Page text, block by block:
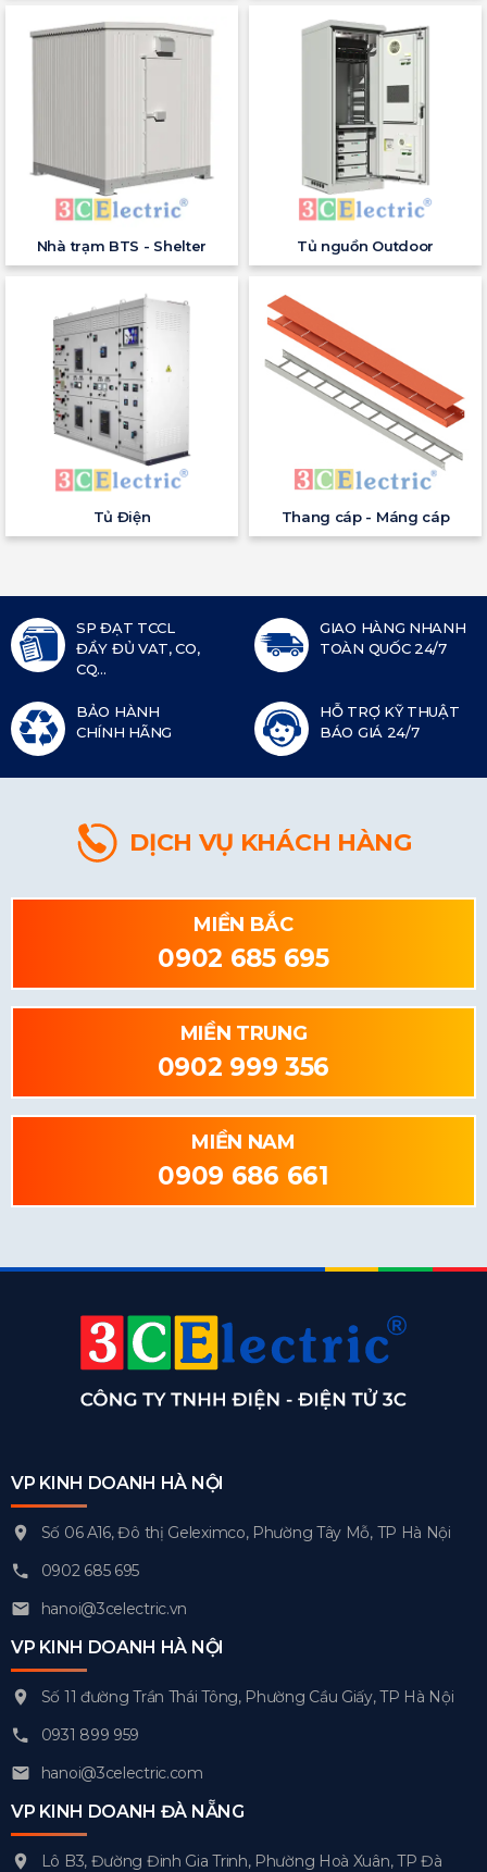
Nhà trạm BTS - Shelter Tủ nguồn Outdoor
Tủ Điện Thang cáp - Máng cáp
SP ĐẠT TCCL
ĐẦY ĐỦ VAT, CO,
CQ...
GIAO HÀNG NHANH
TOÀN QUỐC 24/7
BẢO HÀNH
CHÍNH HÃNG
HỖ TRỢ KỸ THUẬT
BÁO GIÁ 24/7
DỊCH VỤ KHÁCH HÀNG
MIỀN BẮC
0902 685 695
MIỀN TRUNG
0902 999 356
MIỀN NAM
0909 686 661
VP KINH DOANH HÀ NỘI
Số 06 A16, Đô thị Geleximco, Phường Tây Mỗ, TP Hà Nội
0902 685 695
hanoi@3celectric.vn
VP KINH DOANH HÀ NỘI
Số 11 đường Trần Thái Tông, Phường Cầu Giấy, TP Hà Nội
0931 899 959
hanoi@3celectric.com
VP KINH DOANH ĐÀ NẴNG
Lô B3, Đường Đinh Gia Trinh, Phường Hoà Xuân, TP Đà